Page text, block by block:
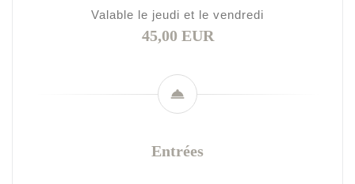
Valable le jeudi et le vendredi
45,00 EUR
Entrées